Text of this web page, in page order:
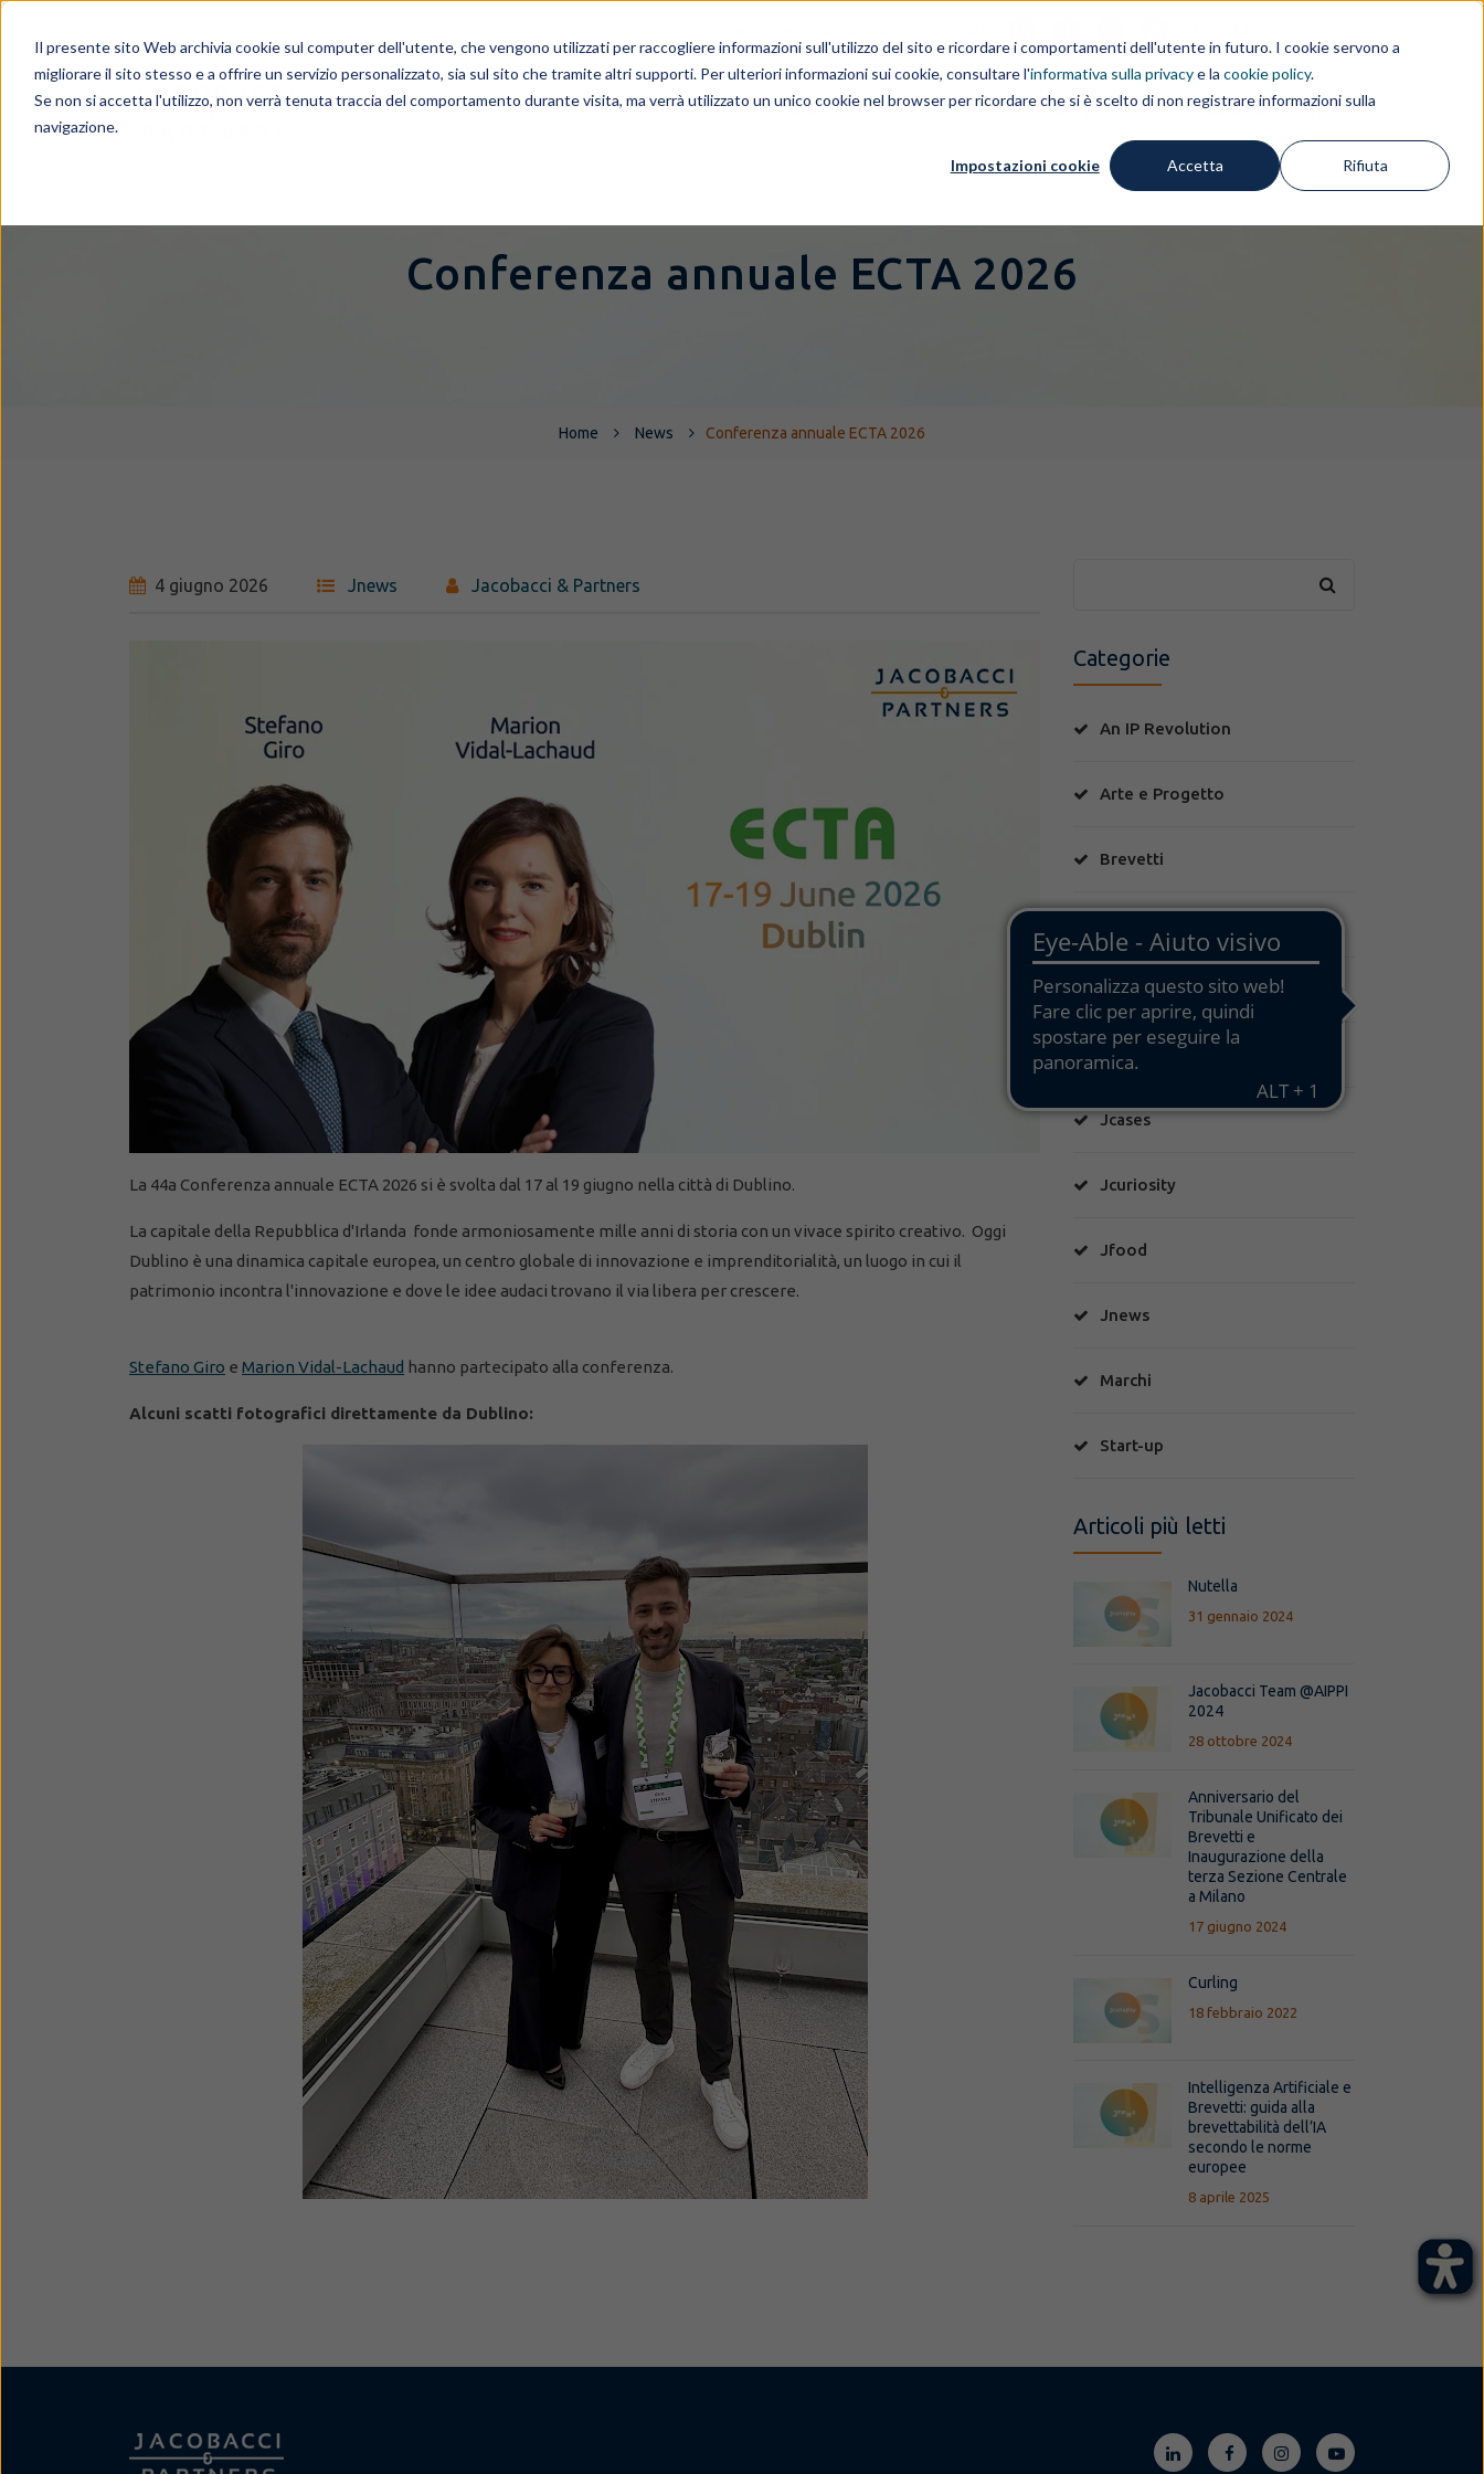
Il presente sito Web archivia cookie sul computer dell'utente, che vengono utilizzati per raccogliere informazioni sull'utilizzo del sito e ricordare i comportamenti dell'utente in futuro. I cookie servono a
migliorare il sito stesso e a offrire un servizio personalizzato, sia sul sito che tramite altri supporti. Per ulteriori informazioni sui cookie, consultare l'informativa sulla privacye la cookie policy.
Se non si accetta l'utilizzo, non verrà tenuta traccia del comportamento durante visita, ma verrà utilizzato un unico cookie nel browser per ricordare che si è scelto di non registrare informazioni sulla
navigazione.
Impostazioni cookie Accetta Rifiuta
AZIENDA PEOPLE SERVIZI FREE IP TOOLS APPROFONDIMENTI
Conferenza annuale ECTA 2026
Home News Conferenza annuale ECTA 2026
4 giugno 2026 Jnews Jacobacci & Partners
La 44a Conferenza annuale ECTA 2026 si è svolta dal 17 al 19 giugno nella città di Dublino.
La capitale della Repubblica d'Irlanda fonde armoniosamente mille anni di storia con un vivace spirito creativo. Oggi
Dublino è una dinamica capitale europea, un centro globale di innovazione e imprenditorialità, un luogo in cui il
patrimonio incontra l'innovazione e dove le idee audaci trovano il via libera per crescere.
Stefano Giro e Marion Vidal-Lachaud hanno partecipato alla conferenza.
Alcuni scatti fotografici direttamente da Dublino:
Categorie
An IP Revolution
Arte e Progetto
Brevetti
Food & Wine
Great Place To Work
Jcases
Jcuriosity
Jfood
Jnews
Marchi
Start-up
Articoli più letti
Nutella
31 gennaio 2024
Jacobacci Team @AIPPI
2024
28 ottobre 2024
Anniversario del
Tribunale Unificato dei
Brevetti e
Inaugurazione della
terza Sezione Centrale
a Milano
17 giugno 2024
Curling
18 febbraio 2022
Intelligenza Artificiale e
Brevetti: guida alla
brevettabilità dell’IA
secondo le norme
europee
8 aprile 2025